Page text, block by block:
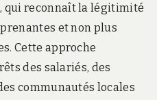
, qui reconnaît la légitimité
et non plus
Cette approche
des salariés, des
communautés locales